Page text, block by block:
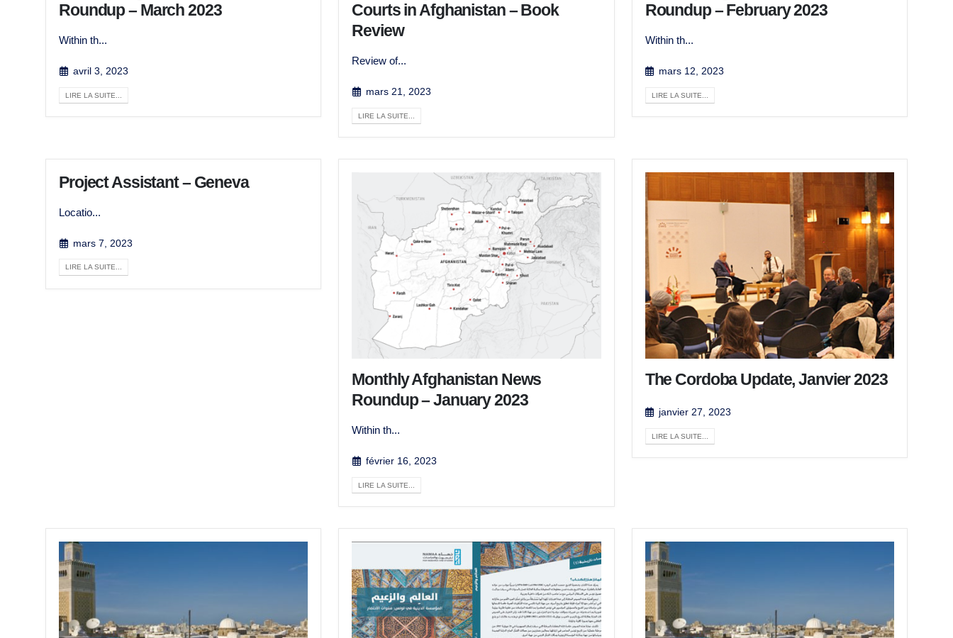
Roundup – March 2023
Within th...
avril 3, 2023
LIRE LA SUITE...
Courts in Afghanistan – Book
Review
Review of...
mars 21, 2023
LIRE LA SUITE...
Roundup – February 2023
Within th...
mars 12, 2023
LIRE LA SUITE...
Project Assistant – Geneva
Locatio...
mars 7, 2023
LIRE LA SUITE...
Monthly Afghanistan News
Roundup – January 2023
Within th...
février 16, 2023
LIRE LA SUITE...
The Cordoba Update, Janvier 2023
janvier 27, 2023
LIRE LA SUITE...